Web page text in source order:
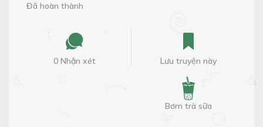
Đã hoàn thành
0 Nhận xét Lưu truyện này
Bơm trà sữa